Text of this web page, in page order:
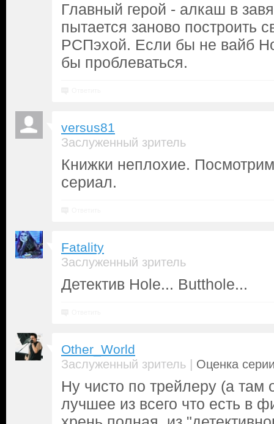
Главный герой - алкаш в
пытается заново построить
РСПэхой. Если бы не вайб
бы проблеваться.
versus81
Заслуженный зритель
Книжки неплохие.
сериал.
Fatality
Заслуженный зритель
Детектив Hole... Butthole...
Other_World
Заслуженный зритель | Оценка
Ну чисто по трейлеру (а там
лучшее из всего что есть в